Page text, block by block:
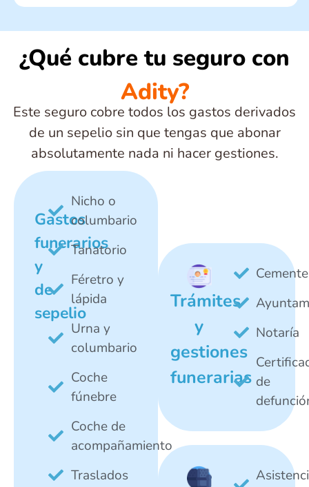
¿Qué cubre tu seguro con
Adity?
Este seguro cobre todos los gastos derivados
de un sepelio sin que tengas que abonar
absolutamente nada ni hacer gestiones.
Gastos
funerarios
y
de
sepelio
Nicho o
columbario
Tanatorio
Féretro y
lápida
Urna y
columbario
Coche
fúnebre
Coche de
acompañamiento
Traslados
Trámites
y
gestiones
funerarias
Notaría
de